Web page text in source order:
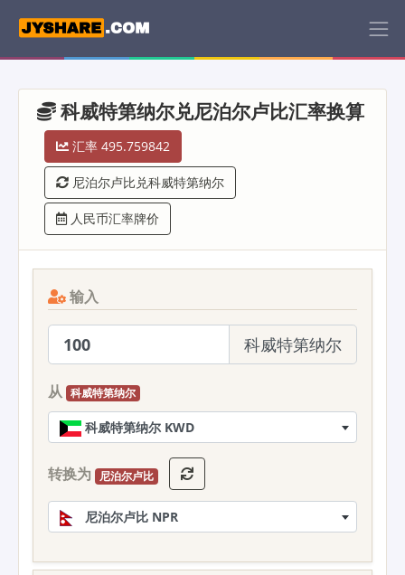
科威特第纳尔兑尼泊尔卢比汇率换算
汇率 495.759842
尼泊尔卢比兑科威特第纳尔
人民币汇率牌价
输入
科威特第纳尔
从 科威特第纳尔
科威特第纳尔 KWD
转换为 尼泊尔卢比
尼泊尔卢比 NPR